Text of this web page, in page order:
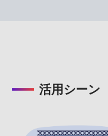
活用シーン